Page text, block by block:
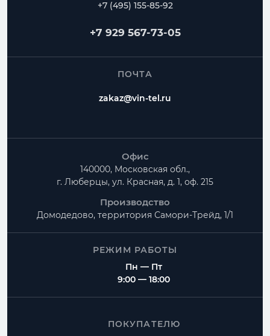
+7 (495) 155-85-92
+7 929 567-73-05
ПОЧТА
zakaz@vin-tel.ru
Офис
140000, Московская обл.,
г. Люберцы, ул. Красная, д. 1, оф. 215
Производство
Домодедово, территория Самори-Трейд, 1/1
РЕЖИМ РАБОТЫ
Пн — Пт
9:00 — 18:00
ПОКУПАТЕЛЮ